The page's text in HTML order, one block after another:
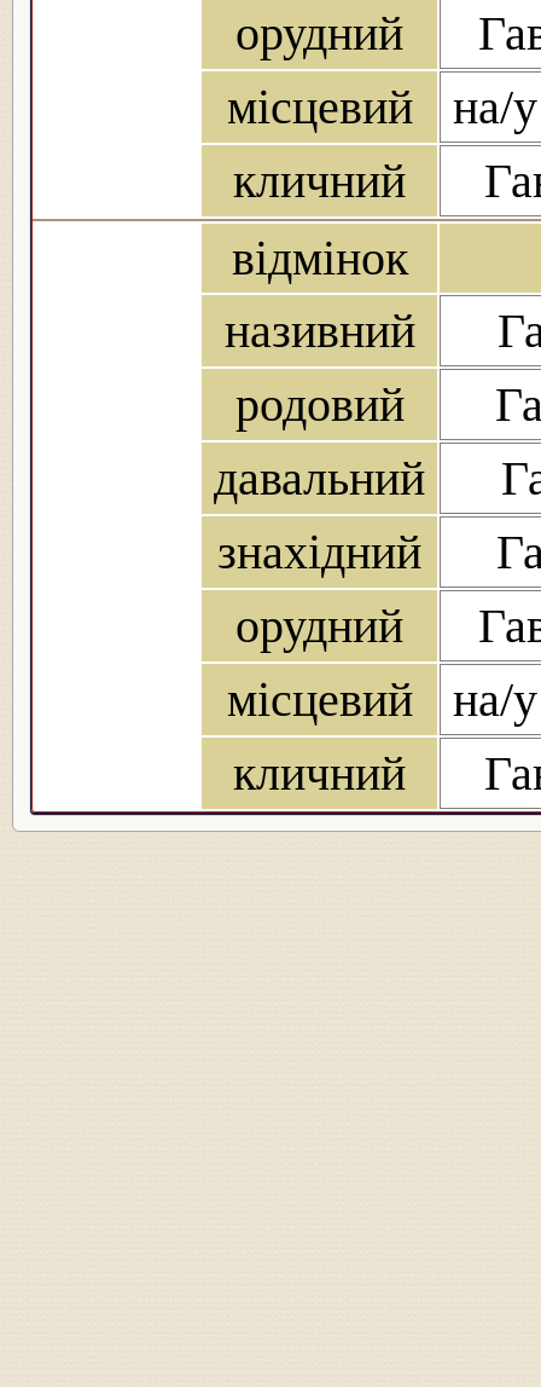
орудний
місцевий
на/
кличний
відмінок
називний
родовий
давальний
знахідний
орудний
місцевий
на/
кличний